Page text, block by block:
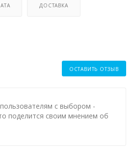
ДОСТАВКА
ОСТАВИТЬ ОТЗЫВ
с выбором -
поделится своим мнением об